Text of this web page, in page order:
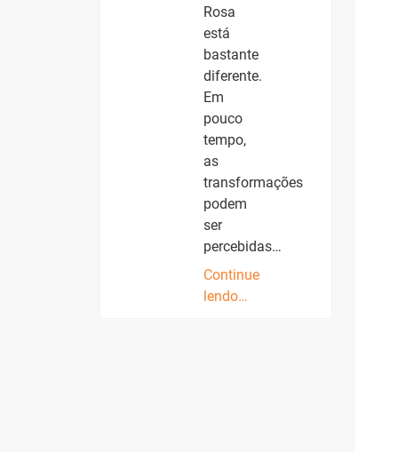
Rosa
está
bastante
diferente.
Em
pouco
tempo,
as
transformações
podem
ser
percebidas…
Continue
lendo…